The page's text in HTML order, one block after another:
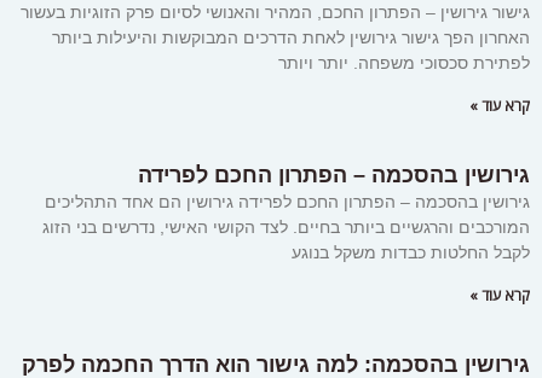
גישור גירושין – הפתרון החכם, המהיר והאנושי לסיום פרק הזוגיות בעשור
האחרון הפך גישור גירושין לאחת הדרכים המבוקשות והיעילות ביותר
לפתירת סכסוכי משפחה. יותר ויותר
קרא עוד »
גירושין בהסכמה – הפתרון החכם לפרידה
גירושין בהסכמה – הפתרון החכם לפרידה גירושין הם אחד התהליכים
המורכבים והרגשיים ביותר בחיים. לצד הקושי האישי, נדרשים בני הזוג
לקבל החלטות כבדות משקל בנוגע
קרא עוד »
גירושין בהסכמה: למה גישור הוא הדרך החכמה לפרק